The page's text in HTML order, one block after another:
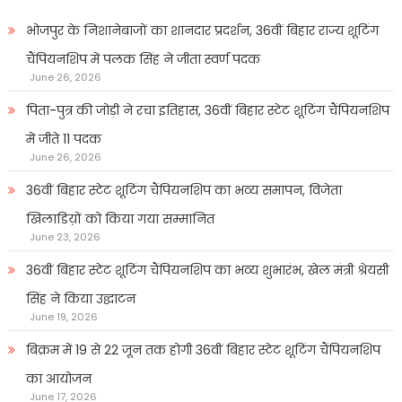
भोजपुर के निशानेबाजों का शानदार प्रदर्शन, 36वीं बिहार राज्य शूटिंग
चैंपियनशिप में पलक सिंह ने जीता स्वर्ण पदक
June 26, 2026
पिता-पुत्र की जोड़ी ने रचा इतिहास, 36वीं बिहार स्टेट शूटिंग चैंपियनशिप
में जीते 11 पदक
June 26, 2026
36वीं बिहार स्टेट शूटिंग चैंपियनशिप का भव्य समापन, विजेता
खिलाडिय़ों को किया गया सम्मानित
June 23, 2026
36वीं बिहार स्टेट शूटिंग चैंपियनशिप का भव्य शुभारंभ, खेल मंत्री श्रेयसी
सिंह ने किया उद्घाटन
June 19, 2026
बिक्रम में 19 से 22 जून तक होगी 36वीं बिहार स्टेट शूटिंग चैंपियनशिप
का आयोजन
June 17, 2026